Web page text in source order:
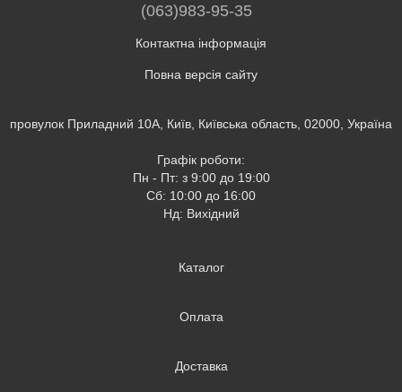
(063)983-95-35
Контактна інформація
Повна версія сайту
провулок Приладний 10А, Київ, Київська область, 02000, Україна
Графік роботи:
Пн - Пт: з 9:00 до 19:00
Сб: 10:00 до 16:00
Нд: Вихідний
Каталог
Оплата
Доставка